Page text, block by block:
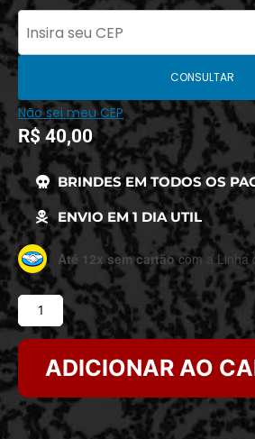
CONSULTAR
Não sei meu CEP
R$ 40,00
BRINDES EM TODOS OS
ENVIO EM 1 DIA UTIL
Até 12x sem cartãocom a Linha
ADICIONAR AO